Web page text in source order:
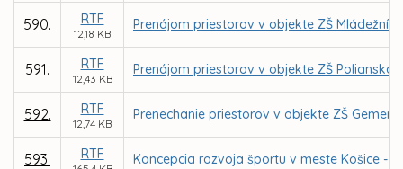
590. RTF
12,18 KB
Prenájom priestorov v objekte ZŠ
591. RTF
12,43 KB
Prenájom priestorov v objekte ZŠ Polianska
592. RTF
12,74 KB
Prenechanie priestorov v objekte ZŠ
593. RTF Koncepcia rozvoja športu v meste Košice -